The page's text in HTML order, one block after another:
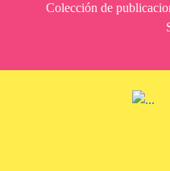
Colección de